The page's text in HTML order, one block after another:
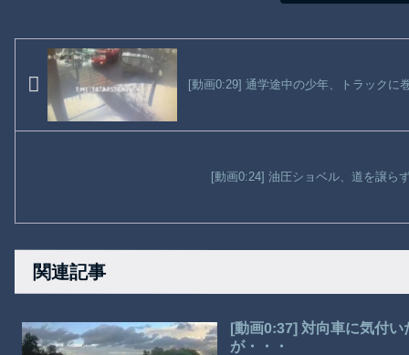
[動画0:29] 通学途中の少年、トラックに
[動画0:24] 油圧ショベル、道を譲ら
関連記事
[動画0:37] 対向車に気付
が・・・